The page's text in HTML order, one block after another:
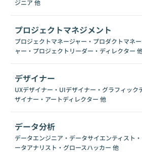
ジニア 他
プロジェクトマネジメント
プロジェクトマネージャー・プロダクトマネ
ャー・プロジェクトリーダー・ディレクター
デザイナー
UXデザイナー・UIデザイナー・グラフィック
ザイナー・アートディレクター 他
データ分析
データエンジニア・データサイエンティスト
ータアナリスト・グロースハッカー 他